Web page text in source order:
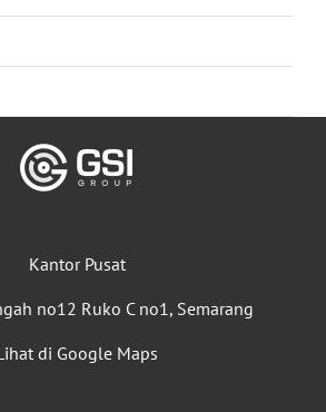
Kantor Pusat
no12 Ruko C no1, Semarang
di Google Maps